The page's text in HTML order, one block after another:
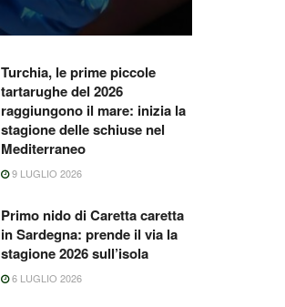
Turchia, le prime piccole
tartarughe del 2026
raggiungono il mare: inizia la
stagione delle schiuse nel
Mediterraneo
9 LUGLIO 2026
Primo nido di Caretta caretta
in Sardegna: prende il via la
stagione 2026 sull’isola
6 LUGLIO 2026